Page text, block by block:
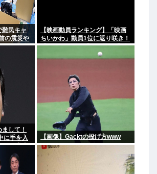
難民キャ
の震災や
されてた
か？
【映画動員ランキング】「映画
ちいかわ」動員1位に返り咲き！
「ミニオンズ」「あの星」「ブ
ルーロック」もランクイン
して！
に手を入
れ異常者
【画像】Gacktの投げ方www